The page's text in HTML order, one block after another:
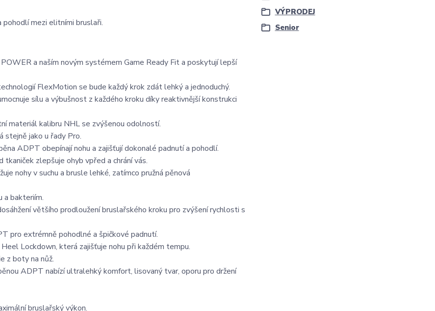
pohodlí mezi elitními bruslaři.
a naším novým systémem Game Ready Fit a poskytují lepší
FlexMotion se bude každý krok zdát lehký a jednoduchý.
sílu a výbušnost z každého kroku díky reaktivnější konstrukci
materiál kalibru NHL se zvýšenou odolností.
stejně jako u řady Pro.
ADPT obepínají nohu a zajišťují dokonalé padnutí a pohodlí.
zlepšuje ohyb vpřed a chrání vás.
nohy v suchu a brusle lehké, zatímco pružná pěnová
a bakteriím.
většího prodloužení bruslařského kroku pro zvýšení rychlosti s
pro extrémně pohodlné a špičkové padnutí.
Lockdown, která zajišťuje nohu při každém tempu.
z boty na nůž.
ADPT nabízí ultralehký komfort, lisovaný tvar, oporu pro držení
bruslařský výkon.
VÝPRODEJ
Senior